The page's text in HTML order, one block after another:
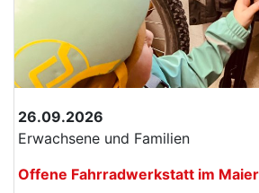
26.09.2026
Erwachsene und Familien
Offene Fahrradwerkstatt im